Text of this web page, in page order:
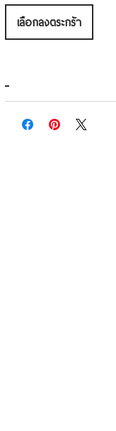
เลือกลงตระกร้า